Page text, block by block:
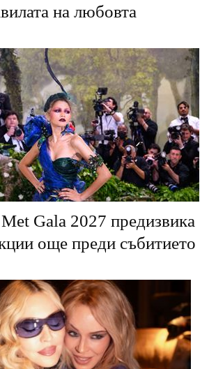
на любовта
Gala 2027 предизвика
още преди събитието